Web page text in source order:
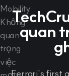
quan
Ferrari's first